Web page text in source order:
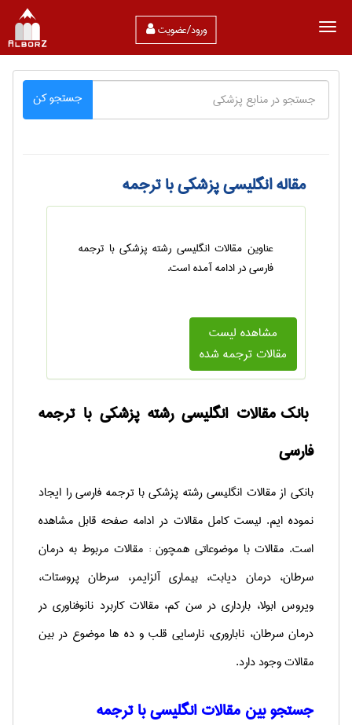
ورود/عضویت
جستجو کن
مقاله انگلیسی پزشکی با ترجمه
عناوین مقالات انگلیسی رشته پزشکی با ترجمه
فارسی در ادامه آمده است.
مشاهده لیست
مقالات ترجمه شده
بانک مقالات انگلیسی رشته پزشکی با ترجمه
فارسی
بانکی از مقالات انگلیسی رشته پزشکی با ترجمه فارسی را ایجاد
نموده ایم. لیست کامل مقالات در ادامه صفحه قابل مشاهده
است. مقالات با موضوعاتی همچون : مقالات مربوط به درمان
سرطان، درمان دیابت، بیماری آلزایمر، سرطان پروستات،
ویروس ابولا، بارداری در سن کم، مقالات کاربرد نانوفناوری در
درمان سرطان، ناباروری، نارسایی قلب و ده ها موضوع در بین
مقالات وجود دارد.
جستجو بین مقالات انگلیسی با ترجمه